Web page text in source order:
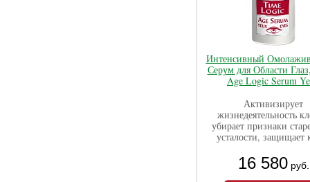
Интенсивный
Серум для Области
Age Logic Serum
Активизирует
жизнедеятельность
убирает признаки
усталости, защищает
16 580руб.